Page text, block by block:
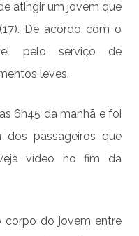
atingir um jovem que
De acordo com o
pelo serviço de
leves.
6h45 da manhã e foi
passageiros que
vídeo no fim da
corpo do jovem entre